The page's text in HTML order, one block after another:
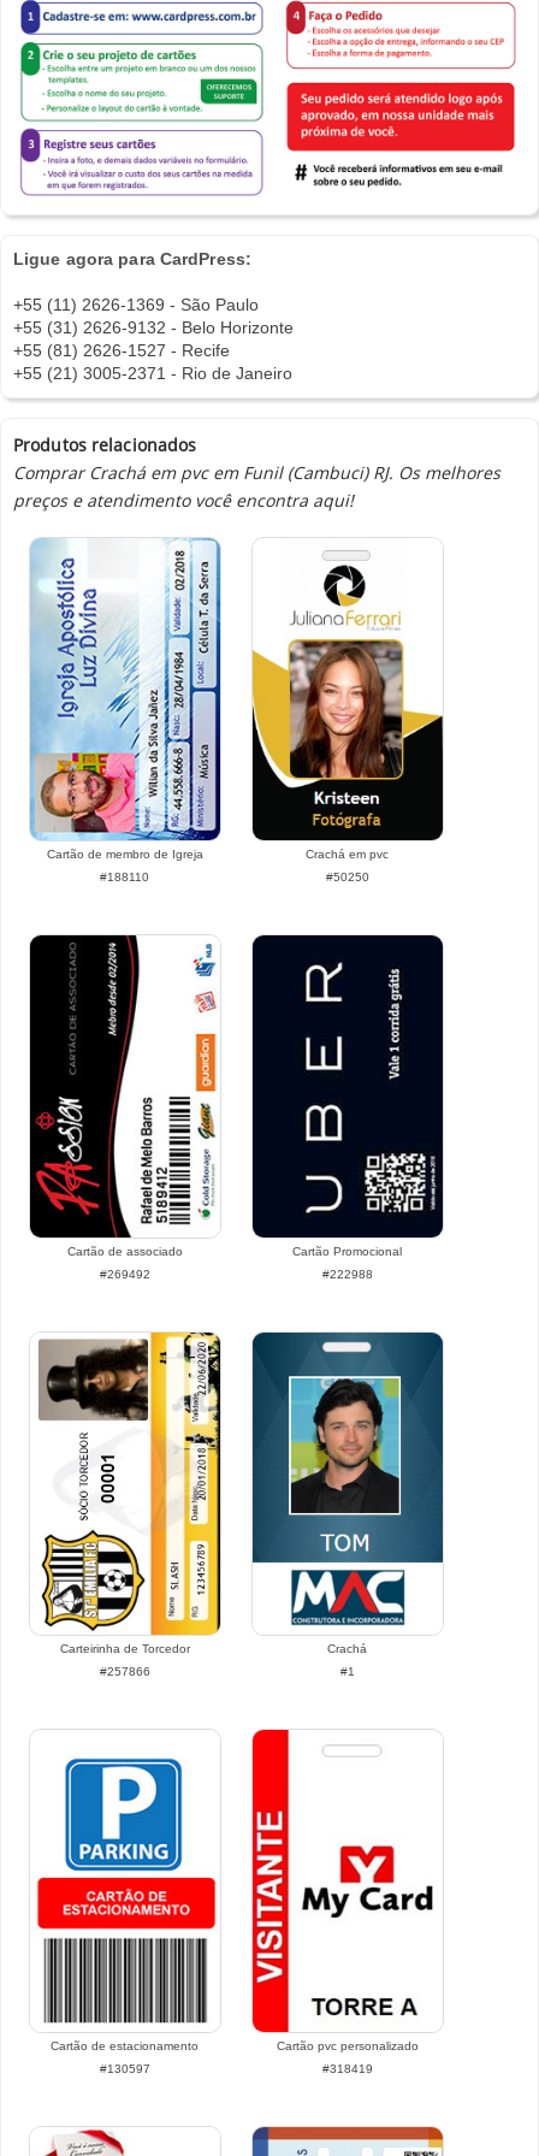
Ligue agora para CardPress:
+55 (11) 2626-1369 - São Paulo
+55 (31) 2626-9132 - Belo Horizonte
+55 (81) 2626-1527 - Recife
+55 (21) 3005-2371 - Rio de Janeiro
Produtos relacionados
Comprar Crachá em pvc em Funil (Cambuci) RJ. Os melhores
preços e atendimento você encontra aqui!
Cartão de membro de Igreja
#188110
Crachá em pvc
#50250
Cartão de associado
#269492
Cartão Promocional
#222988
Carteirinha de Torcedor
#257866
Crachá
#1
Cartão de estacionamento
#130597
Cartão pvc personalizado
#318419